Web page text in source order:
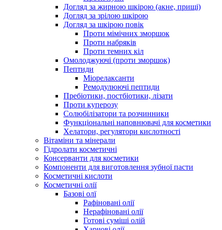
Догляд за жирною шкірою (акне, прищі)
Догляд за зрілою шкірою
Догляд за шкірою повік
Проти мімічних зморшок
Проти набряків
Проти темних кіл
Омолоджуючі (проти зморшок)
Пептиди
Міорелаксанти
Ремодулюючі пептиди
Пребіотики, постбіотики, лізати
Проти куперозу
Солюбілізатори та розчинники
Функціональні наповнювачі для косметики
Хелатори, регулятори кислотності
Вітаміни та мінерали
Гідролати косметичні
Консерванти для косметики
Компоненти для виготовлення зубної пасти
Косметичні кислоти
Косметичні олії
Базові олї
Рафіновані олії
Нерафіновані олії
Готові суміші олій